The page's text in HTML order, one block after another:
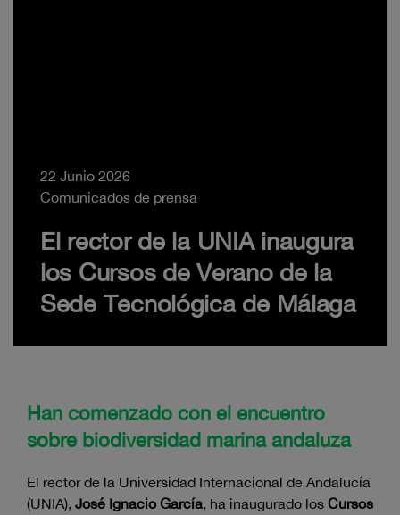
22 Junio 2026
Comunicados de prensa
El rector de la UNIA inaugura
los Cursos de Verano de la
Sede Tecnológica de Málaga
Han comenzado con el encuentro
sobre biodiversidad marina andaluza
El rector de la Universidad Internacional de Andalucía
(UNIA), José Ignacio García , ha inaugurado los Cursos